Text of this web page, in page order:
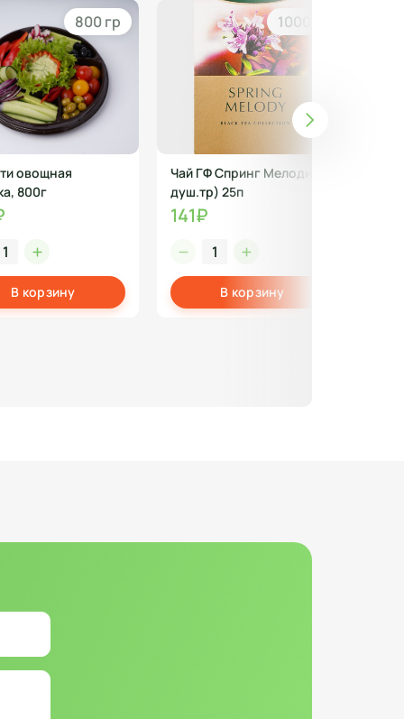
800 гр
овощная
800г
В корзину
1000 гр
Чай ГФ Спринг Мелоди( с
душ.тр) 25п
141₽
В корзину